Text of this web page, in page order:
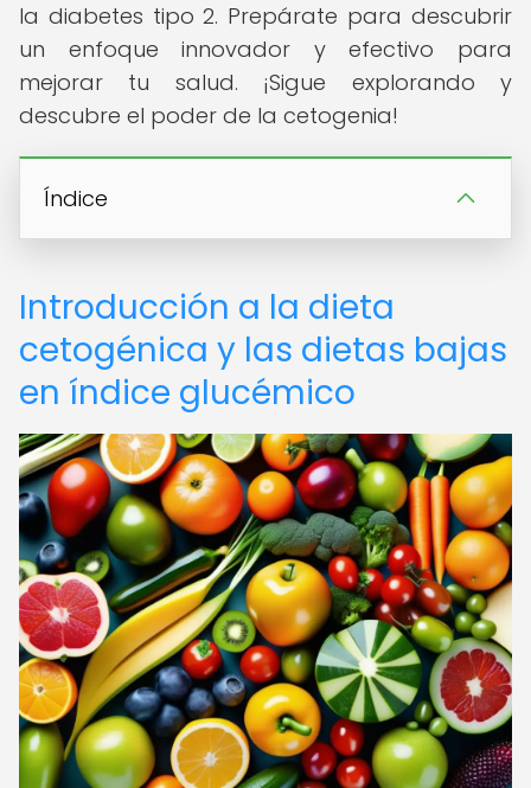
la diabetes tipo 2. Prepárate para descubrir
un enfoque innovador y efectivo para
mejorar tu salud. ¡Sigue explorando y
descubre el poder de la cetogenia!
Índice
Introducción a la dieta
cetogénica y las dietas bajas
en índice glucémico